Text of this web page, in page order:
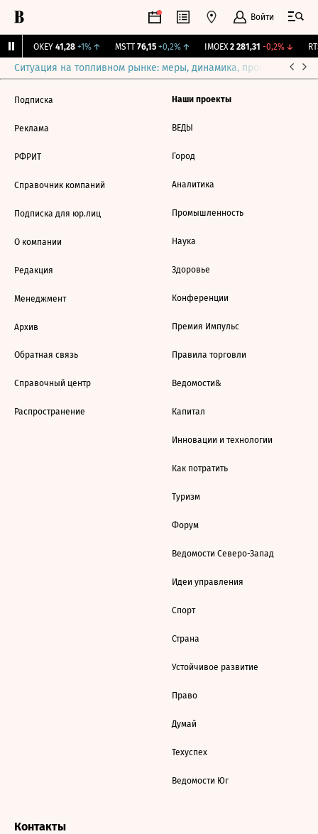
Войти
OKEY 41,28 +1%↑ MSTT 76,15 +0,2%↑ IMOEX 2 281,31 -0,2%↓
Ситуация на топливном рынке: меры, динамика, прогнозы
Подписка
Реклама
РФРИТ
Справочник компаний
Подписка для юр.лиц
О компании
Редакция
Менеджмент
Архив
Обратная связь
Справочный центр
Распространение
Наши проекты
ВЕДЫ
Город
Аналитика
Промышленность
Наука
Здоровье
Конференции
Премия Импульс
Правила торговли
Ведомости&
Капитал
Инновации и технологии
Как потратить
Туризм
Форум
Ведомости Северо-Запад
Идеи управления
Спорт
Страна
Устойчивое развитие
Право
Думай
Техуспех
Ведомости Юг
Контакты